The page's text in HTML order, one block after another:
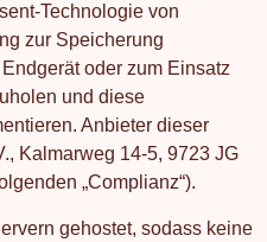
Technologie von
zur Speicherung
oder zum Einsatz
und diese
Anbieter dieser
Kalmarweg 14-5, 9723 JG
„Complianz“).
gehostet, sodass keine